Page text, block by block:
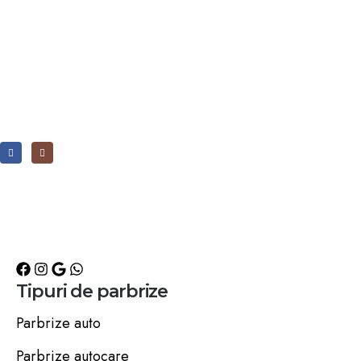
Tipuri de parbrize
Parbrize auto
Parbrize autocare